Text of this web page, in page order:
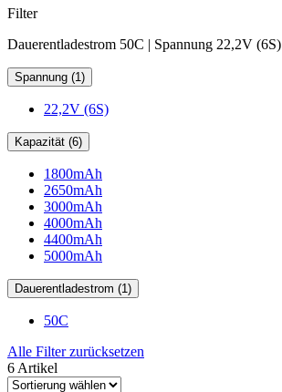
Filter
Dauerentladestrom 50C | Spannung 22,2V (6S)
Spannung (1)
22,2V (6S)
Kapazität (6)
1800mAh
2650mAh
3000mAh
4000mAh
4400mAh
5000mAh
Dauerentladestrom (1)
50C
Alle Filter zurücksetzen
6 Artikel